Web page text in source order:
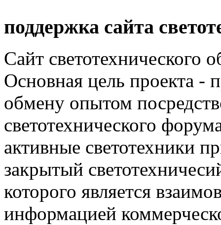
поддержка сайта
Сайт светотехнического
Основная цель проекта -
обмену опытом
светотехнического
активные светотехники
закрытый
которого является
информацией